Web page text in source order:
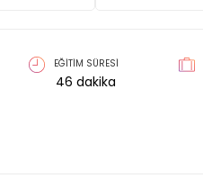
EĞİTİM SÜRESİ
46 dakika